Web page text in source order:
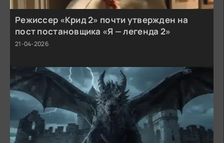
Режиссер «Крид 2» почти утвержден на
пост постановщика «Я — легенда 2»
21-04-2026